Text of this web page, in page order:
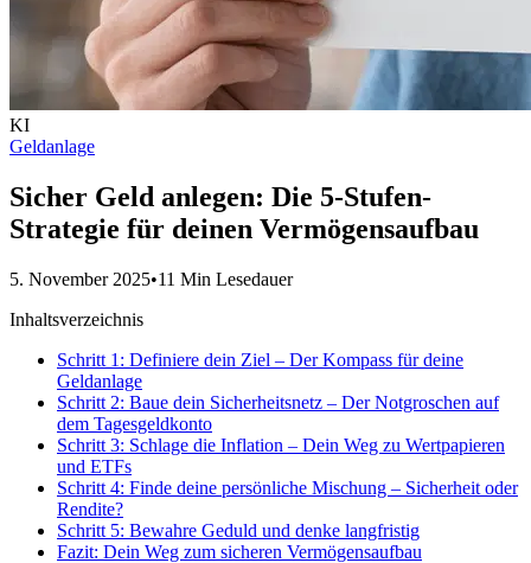
KI
Geldanlage
Sicher Geld anlegen: Die 5-Stufen-
Strategie für deinen Vermögensaufbau
5. November 2025•11 Min Lesedauer
Inhaltsverzeichnis
Schritt 1: Definiere dein Ziel – Der Kompass für deine
Geldanlage
Schritt 2: Baue dein Sicherheitsnetz – Der Notgroschen auf
dem Tagesgeldkonto
Schritt 3: Schlage die Inflation – Dein Weg zu Wertpapieren
und ETFs
Schritt 4: Finde deine persönliche Mischung – Sicherheit oder
Rendite?
Schritt 5: Bewahre Geduld und denke langfristig
Fazit: Dein Weg zum sicheren Vermögensaufbau